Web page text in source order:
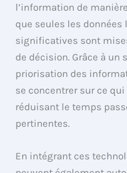
l’information de
que seules les
significatives sont
de décision. Grâce à
priorisation des
se concentrer sur ce
réduisant le temps
pertinentes.
En intégrant ces